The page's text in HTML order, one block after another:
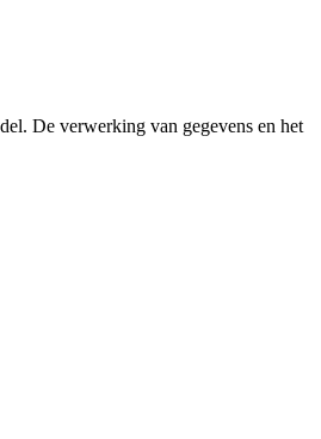
De verwerking van gegevens en het